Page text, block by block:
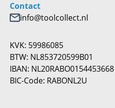
Contact
info@toolcollect.nl
KVK: 59986085
BTW: NL853720599B01
IBAN: NL20RABO0154453668
BIC-Code: RABONL2U